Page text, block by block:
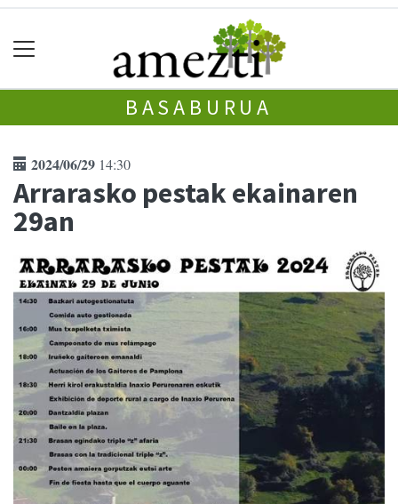
BASABURUA
2024/06/29 14:30
Arrarasko pestak ekainaren
29an